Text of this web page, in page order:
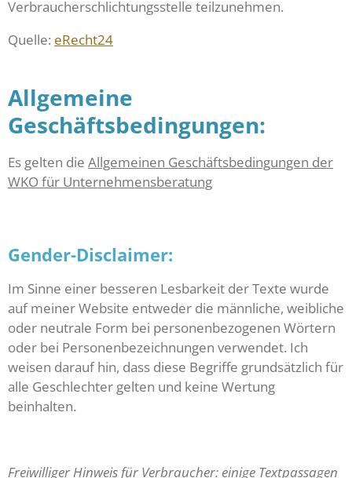
Verbraucherschlichtungsstelle teilzunehmen.
Quelle: eRecht24
Allgemeine
Geschäftsbedingungen:
Es gelten die Allgemeinen Geschäftsbedingungen der
WKO für Unternehmensberatung
Gender-Disclaimer:
Im Sinne einer besseren Lesbarkeit der Texte wurde
auf meiner Website entweder die männliche, weibliche
oder neutrale Form bei personenbezogenen Wörtern
oder bei Personenbezeichnungen verwendet. Ich
weisen darauf hin, dass diese Begriffe grundsätzlich für
alle Geschlechter gelten und keine Wertung
beinhalten.
Freiwilliger Hinweis für Verbraucher: einige Textpassagen